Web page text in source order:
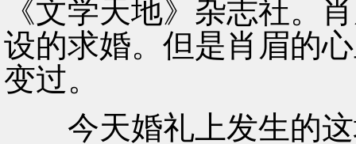
《文学天地》杂志社。
设的求婚。但是肖眉的
变过。
今天婚礼上发生的这